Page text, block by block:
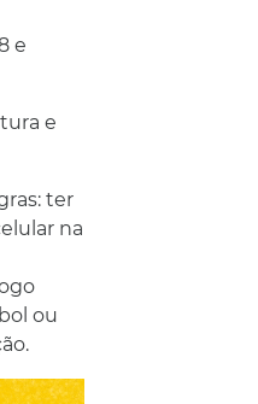
e
e
ter
na
ou